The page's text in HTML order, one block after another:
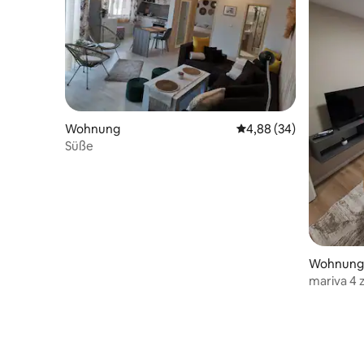
Wohnung Durchschnittliche
4,88 (34)
Süße
Wohnung
mariva 4